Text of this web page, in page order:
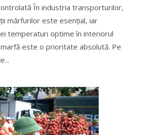
În industria transporturilor,
mărfurilor este esențial, iar
temperaturi optime în interiorul
este o prioritate absolută. Pe